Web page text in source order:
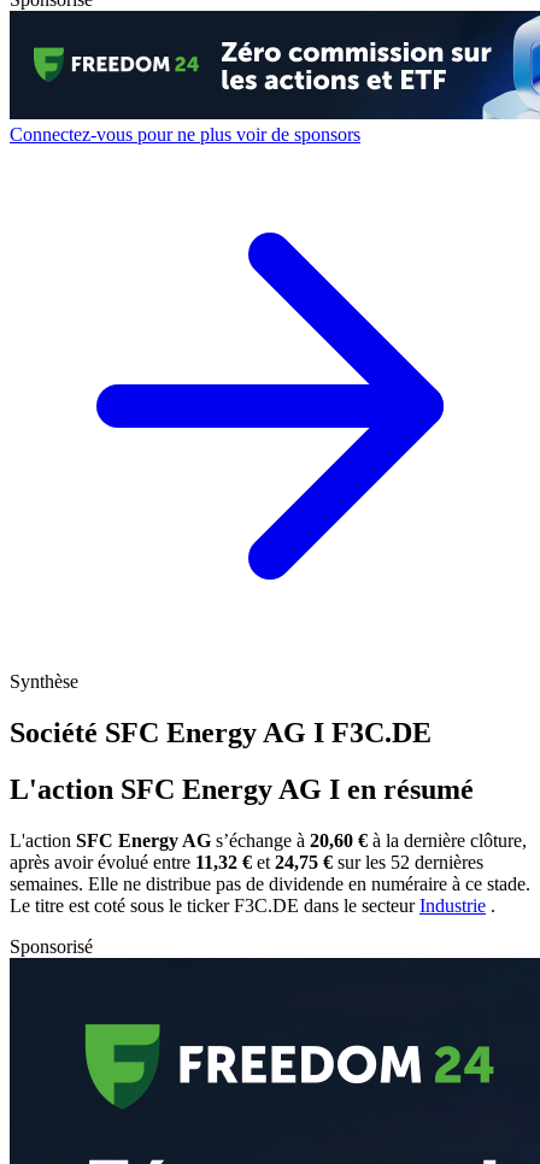
Connectez-vous pour ne plus voir de sponsors
Synthèse
Société SFC Energy AG I F3C.DE
L'action SFC Energy AG I en résumé
L'action SFC Energy AG s’échange à 20,60 € à la dernière clôture,
après avoir évolué entre 11,32 € et 24,75 € sur les 52 dernières
semaines. Elle ne distribue pas de dividende en numéraire à ce stade.
Le titre est coté sous le tickerF3C.DE dans le secteurIndustrie .
Sponsorisé